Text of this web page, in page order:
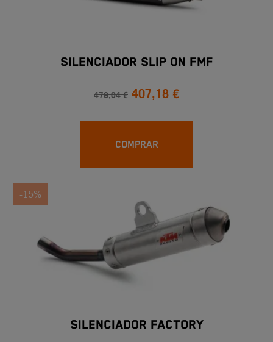
SILENCIADOR SLIP ON FMF
479,04 € 407,18 €
COMPRAR
-15%
SILENCIADOR FACTORY